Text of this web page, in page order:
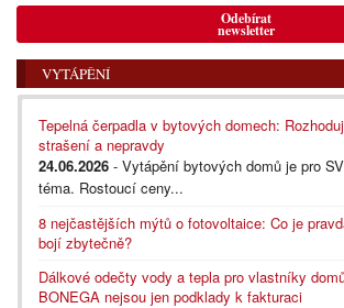
Odebírat
newsletter
VYTÁPĚNÍ
Tepelná čerpadla v bytových domech:
strašení a nepravdy
24.06.2026 - Vytápění bytových domů je pro
téma. Rostoucí ceny...
8 nejčastějších mýtů o fotovoltaice: Co je
bojí zbytečně?
Dálkové odečty vody a tepla pro vlastníky
BONEGA nejsou jen podklady k fakturaci